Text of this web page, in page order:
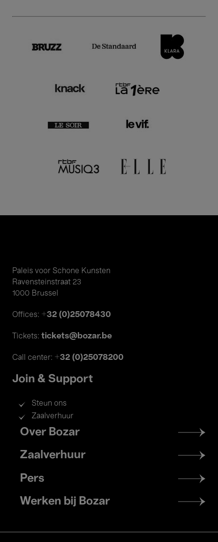
Paleis voor Schone Kunsten
Ravensteinstraat 23
1000 Brussel
Offices: +32 (0)25078430
Tickets: tickets@bozar.be
Call center: +32 (0)25078200
Join & Support
Steun ons
Zaalverhuur
Footer
menu
Over Bozar
Zaalverhuur
Pers
Werken bij Bozar